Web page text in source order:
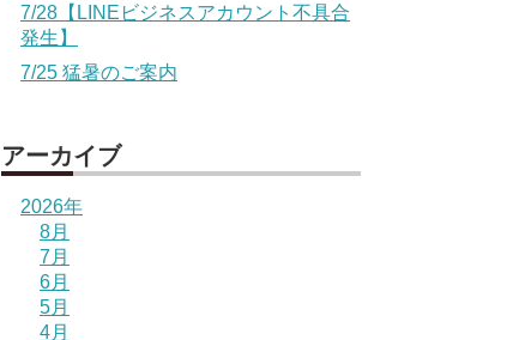
7/28【LINEビジネスアカウント不具合
発生】
7/25 猛暑のご案内
アーカイブ
2026年
8月
7月
6月
5月
4月